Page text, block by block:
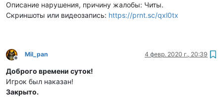
Описание нарушения, причину жалобы: Читы.
Скриншоты или видеозапись: https://prnt.sc/qxl0tx
Не в сети
Mil_pan 4 февр. 2020 г., 20:39
Доброго времени суток!
Игрок был наказан!
Закрыто.